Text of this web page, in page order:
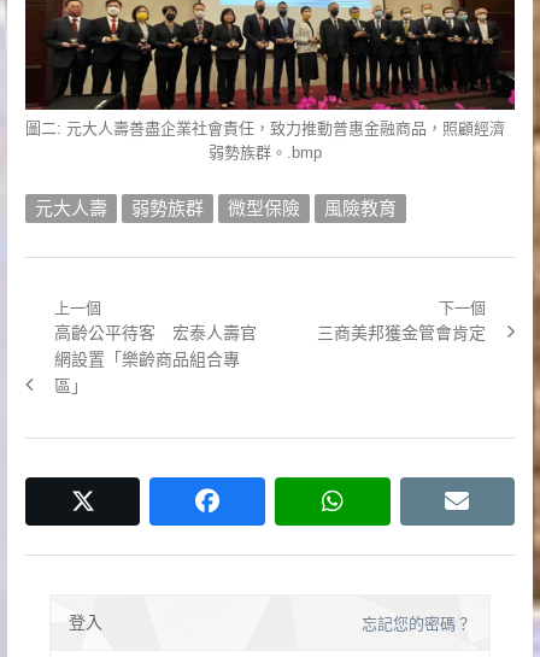
圖二: 元大人壽善盡企業社會責任，致力推動普惠金融商品，照顧經濟
弱勢族群。.bmp
元大人壽 弱勢族群 微型保險 風險教育
覽
上一個
Previous
post:
高齡公平待客 宏泰人壽官
網設置「樂齡商品組合專
區」
下一個
Next
三商美邦獲金管會肯定
facebook whatsapp email
登入 忘記您的密碼？